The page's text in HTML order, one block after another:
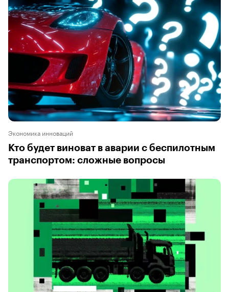
Экономика инноваций
Кто будет виноват в аварии с беспилотным
транспортом: сложные вопросы